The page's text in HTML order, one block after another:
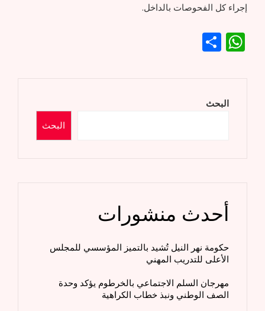
إجراء كل الفحوصات بالداخل.
WhatsApp
البحث
البحث
أحدث منشورات
حكومة نهر النيل تُشيد بالتميز المؤسسي للمجلس
الأعلى للتدريب المهني
مهرجان السلم الاجتماعي بالخرطوم يؤكد وحدة
الصف الوطني ونبذ خطاب الكراهية